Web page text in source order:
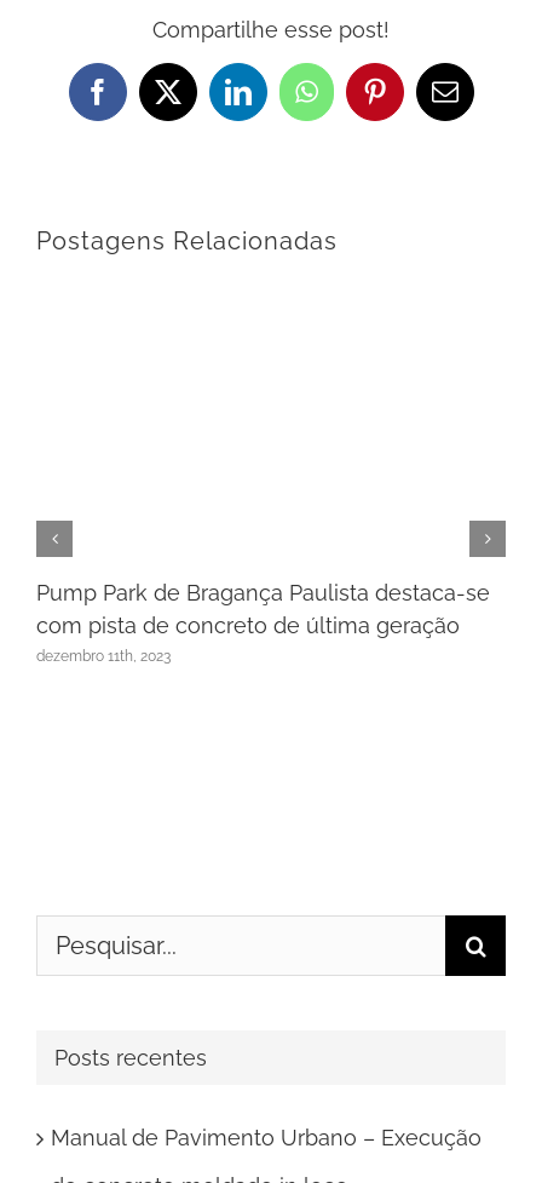
Compartilhe esse post!
Facebook
X LinkedInWhatsApp
Pinterest
E-
mail
Postagens Relacionadas
Pump Park de Bragança Paulista destaca-se
com pista de concreto de última geração
dezembro 11th, 2023
Buscar
Posts recentes
Manual de Pavimento Urbano – Execução